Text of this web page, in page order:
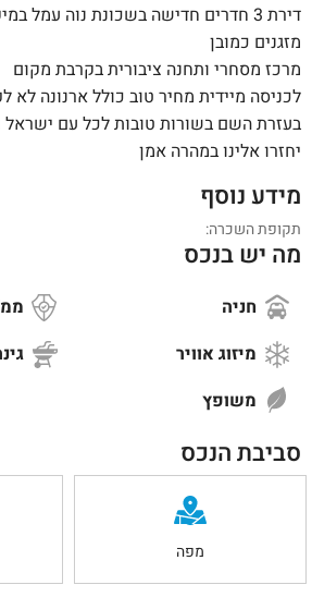
דירת 3 חדרים חדישה בשכונת נוה עמל במיקום מעולה+גינה קטנה
מזגנים כמובן
מרכז מסחרי ותחנה ציבורית בקרבת מקום
לכניסה מיידית מחיר טוב כולל ארנונה לא
בעזרת השם בשורות טובות לכל עם ישראל
יחזרו אלינו במהרה אמן
מידע נוסף
תקופת השכרה:
מה יש בנכס
חניה
מיזוג אוויר
משופץ
סביבת הנכס
מפה